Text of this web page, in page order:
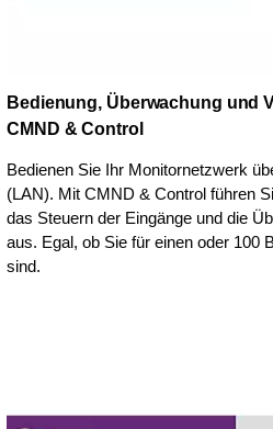
Bedienung, Überwachung und
CMND & Control
Bedienen Sie Ihr Monitornetzwerk
(LAN). Mit CMND & Control führen
das Steuern der Eingänge und die
aus. Egal, ob Sie für einen oder 100
sind.